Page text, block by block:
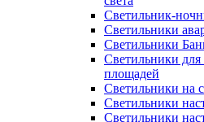
Светильник-
Светильники
Светильники
Светильники
площадей
Светильники на
Светильники
Светильники